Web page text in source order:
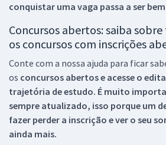
conquistar uma vaga passa a ser
Concursos abertos: saiba
os concursos com inscrições
Conte com a nossa ajuda para ficar
os concursos abertos e acesse o
trajetória de estudo. É muito
sempre atualizado, isso porque um
fazer perder a inscrição e ver o seu
ainda mais.